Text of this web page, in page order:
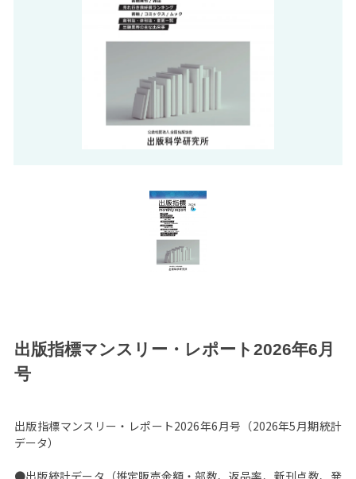
出版指標マンスリー・レポート2026年6月
号
出版指標マンスリー・レポート2026年6月号（2026年5月期統計
データ）